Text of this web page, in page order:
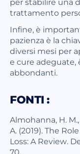
trattamento
Infine, è
pazienza è la
diversi mesi per
e cure adeguate,
abbondanti.
FONTI :
Almohanna, H. M.,
A. (2019). The
Loss: A Review.
70.